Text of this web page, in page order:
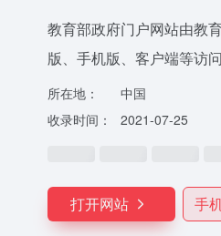
教育部政府门户网站由教
版、手机版、客户端等访问
所在地：
中国
收录时间：
2021-07-25
打开网站 手